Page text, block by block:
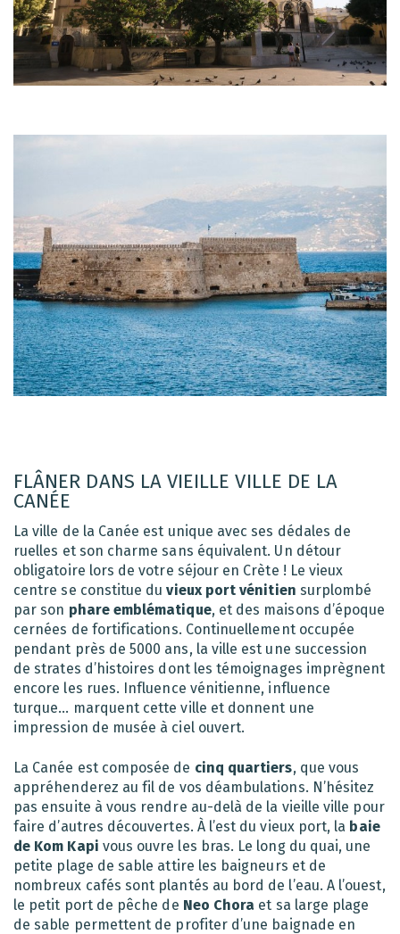
FLÂNER DANS LA VIEILLE VILLE DE LA
CANÉE
La ville de la Canée est unique avec ses dédales de
ruelles et son charme sans équivalent. Un détour
obligatoire lors de votre séjour en Crète ! Le vieux
centre se constitue duvieux port vénitien surplombé
par son phare emblématique, et des maisons d’époque
cernées de fortifications. Continuellement occupée
pendant près de 5000 ans, la ville est une succession
de strates d’histoires dont les témoignages imprègnent
encore les rues. Influence vénitienne, influence
turque… marquent cette ville et donnent une
impression de musée à ciel ouvert.
La Canée est composée de cinq quartiers, que vous
appréhenderez au fil de vos déambulations. N’hésitez
pas ensuite à vous rendre au-delà de la vieille ville pour
faire d’autres découvertes. À l’est du vieux port, la baie
de Kom Kapi vous ouvre les bras. Le long du quai, une
petite plage de sable attire les baigneurs et de
nombreux cafés sont plantés au bord de l’eau. A l’ouest,
le petit port de pêche de Neo Chora et sa large plage
de sable permettent de profiter d’une baignade en